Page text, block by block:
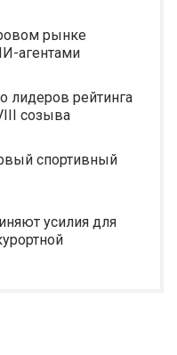
рынке
агентами
лидеров рейтинга
созыва
спортивный
усилия для